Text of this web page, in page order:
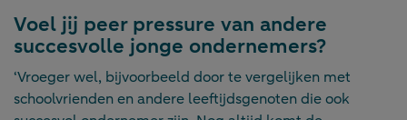
Voel jij peer pressure van andere
succesvolle jonge ondernemers?
‘Vroeger wel, bijvoorbeeld door te vergelijken met
schoolvrienden en andere leeftijdsgenoten die ook